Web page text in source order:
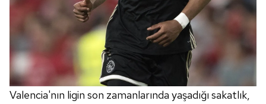
Valencia'nın ligin son zamanlarında yaşadığı sakatlık,